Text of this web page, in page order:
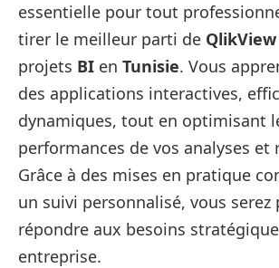
essentielle pour tout
tirer le meilleur parti de QlikView
projets BI en Tunisie. Vous
des applications interactives,
dynamiques, tout en optimisant
performances de vos analyses et
Grâce à des mises en pratique
un suivi personnalisé, vous serez
répondre aux besoins
entreprise.